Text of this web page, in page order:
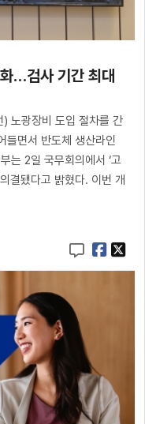
…검사 기간 최대
노광장비 도입 절차를 간
들면서 반도체 생산라인
는 2일 국무회의에서 ‘고
결됐다고 밝혔다. 이번 개